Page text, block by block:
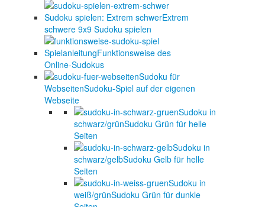
Sudoku spielen: Extrem schwerExtrem
schwere 9x9 Sudoku spielen
SpielanleitungFunktionsweise des
Online-Sudokus
Sudoku für
WebseitenSudoku-Spiel auf der eigenen
Webseite
Sudoku in
schwarz/grünSudoku Grün für helle
Seiten
Sudoku in
schwarz/gelbSudoku Gelb für helle
Seiten
Sudoku in
weiß/grünSudoku Grün für dunkle